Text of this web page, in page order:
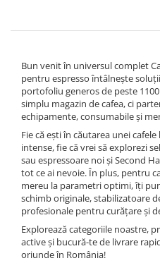
Bun venit în universul complet
pentru espresso întâlnește
portofoliu generos de peste
simplu magazin de cafea, ci
echipamente, consumabile și
Fie că ești în căutarea unei
intense, fie că vrei să explorezi
sau espressoare noi și Second
tot ce ai nevoie. În plus, pentru
mereu la parametri optimi, îți
schimb originale, stabilizatoare
profesionale pentru curățare și
Explorează categoriile noastre,
active și bucură-te de livrare
oriunde în România!